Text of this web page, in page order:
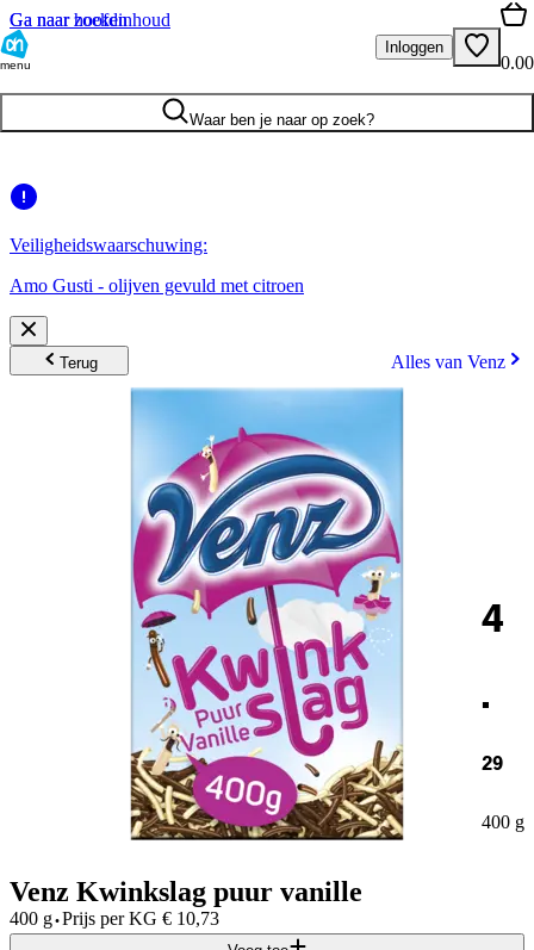
Ga naar hoofdinhoud
Ga naar zoeken
menu
Inloggen
0.00
Waar ben je naar op zoek?
Veiligheidswaarschuwing:
Amo Gusti - olijven gevuld met citroen
Terug Alles van Venz
4
.
29
400 g
Venz Kwinkslag puur vanille
400 g·Prijs per KG € 10,73